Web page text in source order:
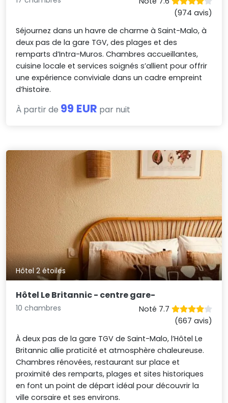
(974 avis)
Séjournez dans un havre de charme à Saint-Malo, à
deux pas de la gare TGV, des plages et des
remparts d’Intra-Muros. Chambres accueillantes,
cuisine locale et services soignés s’allient pour offrir
une expérience conviviale dans un cadre empreint
d’histoire.
À partir de 99 EUR par nuit
Hôtel 2 étoiles
Hôtel Le Britannic - centre gare-
10 chambres
Noté 7.7
(667 avis)
À deux pas de la gare TGV de Saint-Malo, l’Hôtel Le
Britannic allie praticité et atmosphère chaleureuse.
Chambres rénovées, restaurant sur place et
proximité des remparts, plages et sites historiques
en font un point de départ idéal pour découvrir la
ville corsaire et ses environs.